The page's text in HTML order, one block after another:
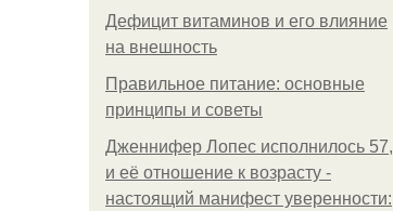
Дефицит витаминов и его влияние
на внешность
Правильное питание: основные
принципы и советы
Дженнифер Лопес исполнилось 57,
и её отношение к возрасту -
настоящий манифест уверенности: